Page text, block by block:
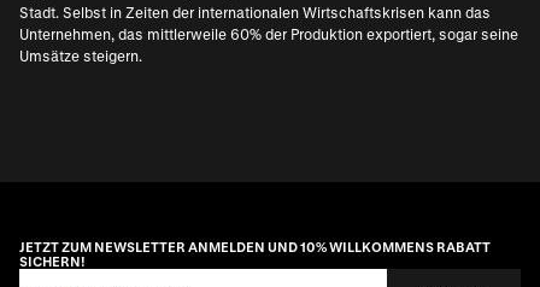
Stadt. Selbst in Zeiten der internationalen Wirtschaftskrisen kann das
Unternehmen, das mittlerweile 60% der Produktion exportiert, sogar seine
Umsätze steigern.
JETZT ZUM NEWSLETTER ANMELDEN UND 10% WILLKOMMENS RABATT
SICHERN!